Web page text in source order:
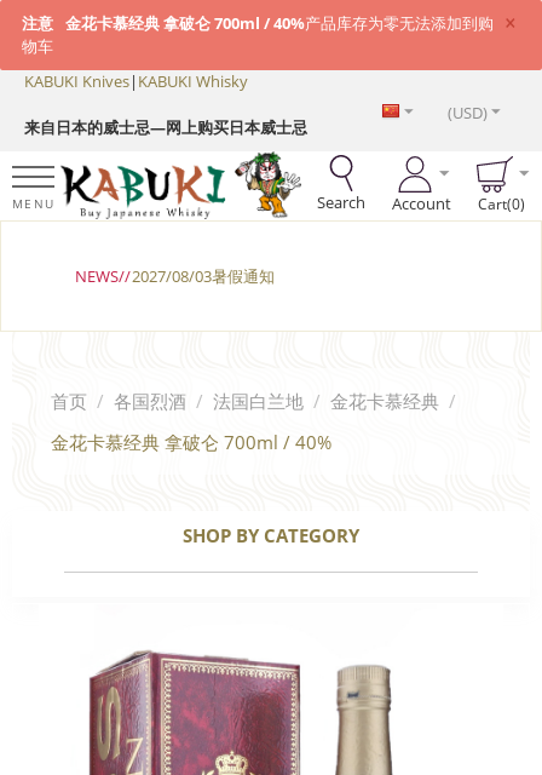
×
注意 金花卡慕经典 拿破仑 700ml / 40%产品库存为零无法添加到购
物车
KABUKI Knives| KABUKI Whisky
来自日本的威士忌—网上购买日本威士忌
(USD)
MENU Search Account Cart(0)
NEWS//2027/08/03暑假通知
首页 / 各国烈酒 / 法国白兰地 / 金花卡慕经典 /
金花卡慕经典 拿破仑 700ml / 40%
SHOP BY CATEGORY